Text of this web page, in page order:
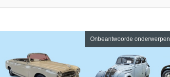
Onbeantwoorde onderwerpen